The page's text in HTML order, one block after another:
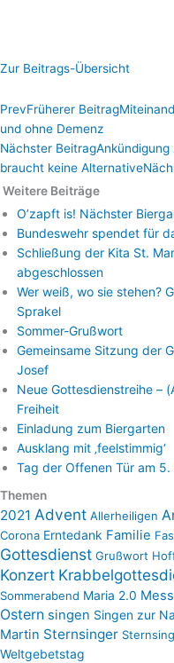
Zur Beitrags-Übersicht
PrevFrüherer Beitrag
und ohne Demenz
Nächster BeitragAnkündigung
braucht keine Alternative
Weitere Beiträge
O’zapft is! Nächster
Bundeswehr spendet für
Schließung der Kita St.
abgeschlossen
Wer weiß, wo sie stehen?
Sprakel
Sommer-Grußwort
Gemeinsame Sitzung der
Josef
Neue Gottesdienstreihe –
Freiheit
Einladung zum Biergarten
Ausklang mit ‚feelstimmig‘
Tag der Offenen Tür am
Themen
2021 Advent Allerheiligen
Corona Erntedank Familie
Gottesdienst Grußwort
Konzert
Sommerabend Maria 2.0
Ostern singen Singen zur
Martin Sternsinger
Weltgebetstag